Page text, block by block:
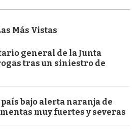
Más Vistas
general de la Junta
tras un siniestro de
bajo alerta naranja de
muy fuertes y severas